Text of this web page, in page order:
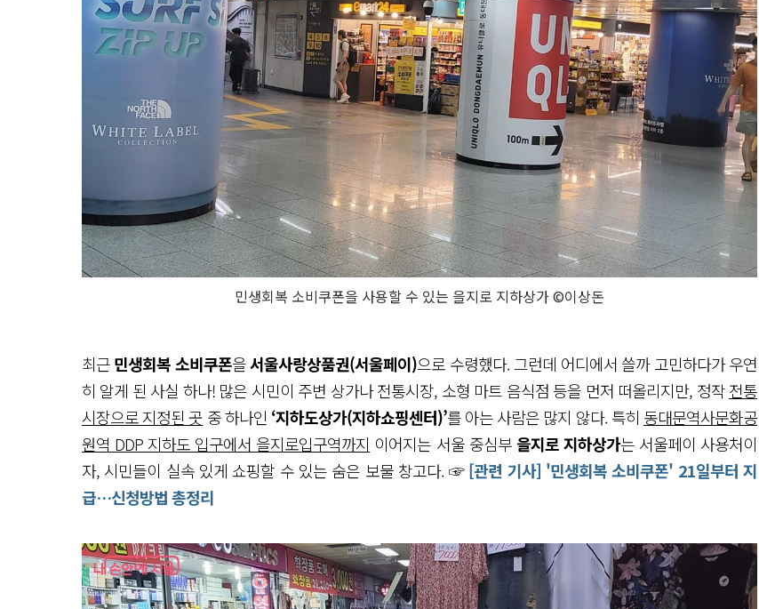
민생회복 소비쿠폰을 사용할 수 있는 을지로 지하상가 ©이상돈
최근민생회복 소비쿠폰을서울사랑상품권(서울페이)으로 수령했다. 그런데 어디에서 쓸까 고민하다가 우연
히 알게 된 사실 하나! 많은 시민이 주변 상가나 전통시장, 소형 마트 음식점 등을 먼저 떠올리지만, 정작전통
시장으로 지정된 곳 중 하나인 ‘지하도상가(지하쇼핑센터)’를 아는 사람은 많지 않다. 특히 동대문역사문화공
원역 DDP 지하도 입구에서 을지로입구역까지 이어지는 서울 중심부 을지로 지하상가는 서울페이 사용처이
자, 시민들이 실속 있게 쇼핑할 수 있는 숨은 보물 창고다. ☞[관련 기사] '민생회복 소비쿠폰' 21일부터 지
급…신청방법 총정리